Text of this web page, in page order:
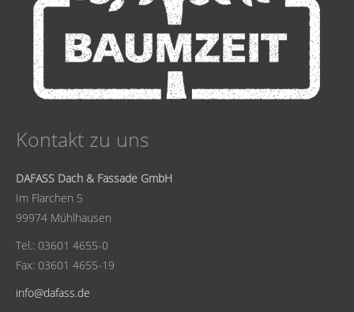
Kontakt zu uns
DAFASS Dach & Fassade GmbH
Im Flarchen 5
99974 Mühlhausen
Tel.: 03601 4655-0
Fax: 03601 4655-19
info@dafass.de